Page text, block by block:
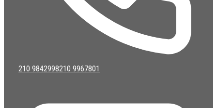
210 9842998210 9967801